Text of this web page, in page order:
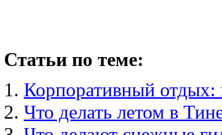
Статьи по теме:
Корпоративный отдых:
Что делать летом в